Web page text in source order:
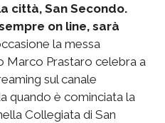
città, San Secondo.
on line, sarà
la messa
Marco Prastaro celebra a
sul canale
quando è cominciata la
Collegiata di San